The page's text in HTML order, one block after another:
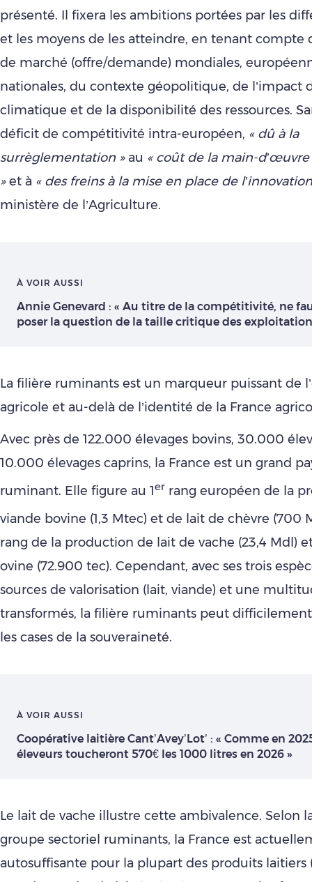
présenté. Il fixera les ambitions portées par les
et les moyens de les atteindre, en tenant compte
de marché (offre/demande) mondiales,
nationales, du contexte géopolitique, de l’impact
climatique et de la disponibilité des ressources.
déficit de compétitivité intra-européen, « dû à la
surrèglementation »au « coût de la main-d’œuvre
»et à « des freins à la mise en place de
ministère de l’Agriculture.
À VOIR AUSSI
Annie Genevard : « Au titre de la compétitivité, ne
poser la question de la taille critique des
La filière ruminants est un marqueur puissant de
agricole et au-delà de l’identité de la France
Avec près de 122.000 élevages bovins, 30.000
10.000 élevages caprins, la France est un grand
ruminant. Elle figure au 1er rang européen de la
viande bovine (1,3 Mtec) et de lait de chèvre (700
rang de la production de lait de vache (23,4 Mdl)
ovine (72.900 tec). Cependant, avec ses trois
sources de valorisation (lait, viande) et une
transformés, la filière ruminants peut
les cases de la souveraineté.
À VOIR AUSSI
Coopérative laitière Cant’Avey’Lot’ : « Comme en
éleveurs toucheront 570€ les 1000 litres en 2026 »
Le lait de vache illustre cette ambivalence. Selon
groupe sectoriel ruminants, la France est
autosuffisante pour la plupart des produits laitiers